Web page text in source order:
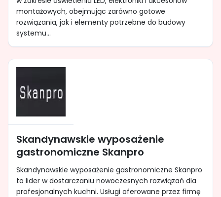
montażowych, obejmując zarówno gotowe
rozwiązania, jak i elementy potrzebne do budowy
systemu...
Skandynawskie wyposażenie
gastronomiczne Skanpro
Skandynawskie wyposażenie gastronomiczne Skanpro
to lider w dostarczaniu nowoczesnych rozwiązań dla
profesjonalnych kuchni. Usługi oferowane przez firmę